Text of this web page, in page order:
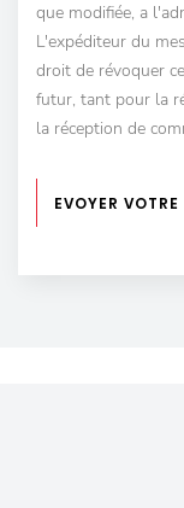
que modifiée, a
L'expéditeur du
droit de révoquer
futur, tant pour la
la réception de
EVOYER